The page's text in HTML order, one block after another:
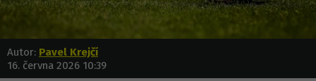
Autor: Pavel Krejčí
16. června 2026 10:39